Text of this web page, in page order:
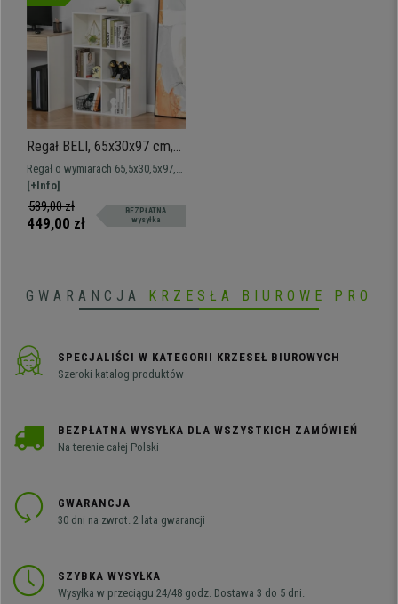
Regał BELI, 65x30x97 cm,
Nowoczesny Design, 6
Przegródek, kolor Biały
Regał o wymiarach 65,5x30,5x97,5
cm. Nowoczesny styl z solidną
konstrukcją.
[+Info]
589,00 zł
449,00 zł
BEZPŁATNA
wysyłka
GWARANCJA KRZESŁA BIUROWE PRO
SPECJALIŚCI W KATEGORII KRZESEŁ BIUROWYCH
Szeroki katalog produktów
BEZPŁATNA WYSYŁKA DLA WSZYSTKICH ZAMÓWIEŃ
Na terenie całej Polski
GWARANCJA
30 dni na zwrot. 2 lata gwarancji
SZYBKA WYSYŁKA
Wysyłka w przeciągu 24/48 godz. Dostawa 3 do 5 dni.